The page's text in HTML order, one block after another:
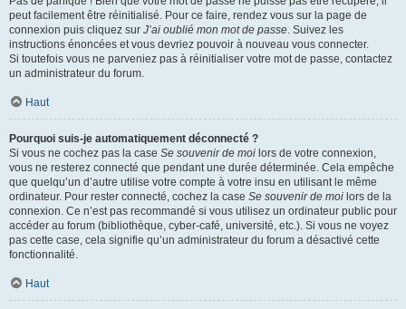
peut facilement être réinitialisé. Pour ce faire, rendez vous sur la page de
connexion puis cliquez sur J’ai oublié mon mot de passe. Suivez les
instructions énoncées et vous devriez pouvoir à nouveau vous connecter.
Si toutefois vous ne parveniez pas à réinitialiser votre mot de passe, contactez
un administrateur du forum.
Haut
Pourquoi suis-je automatiquement déconnecté ?
Si vous ne cochez pas la case Se souvenir de moi lors de votre connexion,
vous ne resterez connecté que pendant une durée déterminée. Cela empêche
que quelqu’un d’autre utilise votre compte à votre insu en utilisant le même
ordinateur. Pour rester connecté, cochez la case Se souvenir de moi lors de la
connexion. Ce n’est pas recommandé si vous utilisez un ordinateur public pour
accéder au forum (bibliothèque, cyber-café, université, etc.). Si vous ne voyez
pas cette case, cela signifie qu’un administrateur du forum a désactivé cette
fonctionnalité.
Haut